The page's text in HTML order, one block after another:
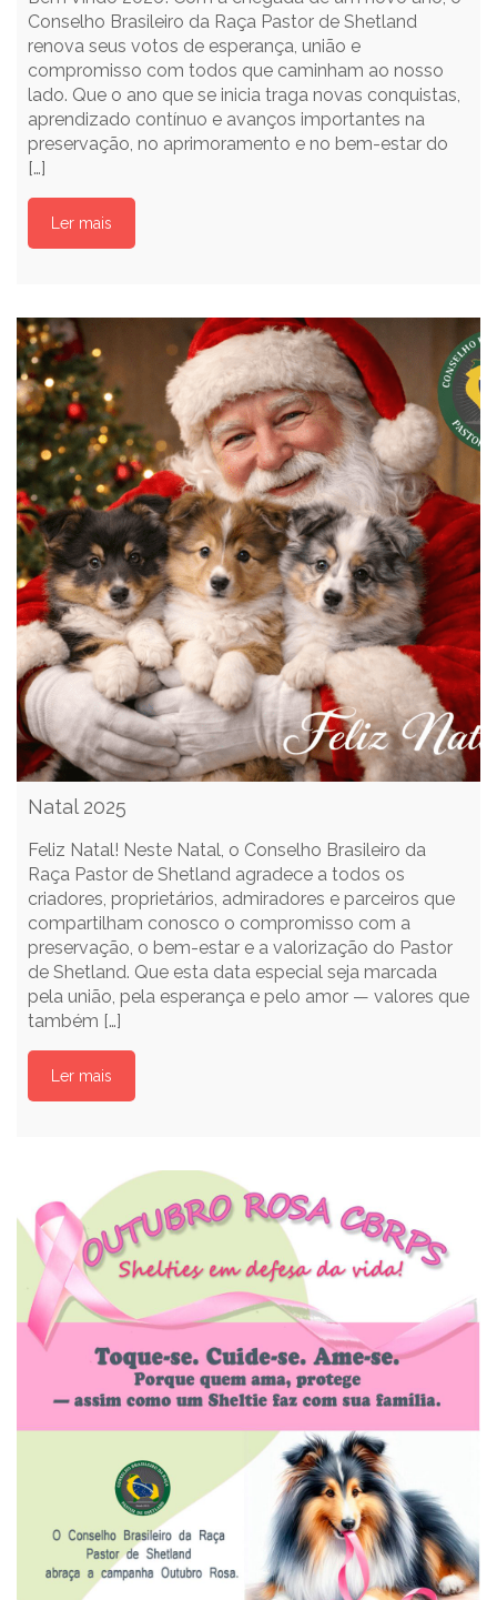
Conselho Brasileiro da Raça Pastor de Shetland
renova seus votos de esperança, união e
compromisso com todos que caminham ao nosso
lado. Que o ano que se inicia traga novas conquistas,
aprendizado contínuo e avanços importantes na
preservação, no aprimoramento e no bem-estar do
[…]
Ler mais
Natal 2025
Feliz Natal! Neste Natal, o Conselho Brasileiro da
Raça Pastor de Shetland agradece a todos os
criadores, proprietários, admiradores e parceiros que
compartilham conosco o compromisso com a
preservação, o bem-estar e a valorização do Pastor
de Shetland. Que esta data especial seja marcada
pela união, pela esperança e pelo amor — valores que
também […]
Ler mais